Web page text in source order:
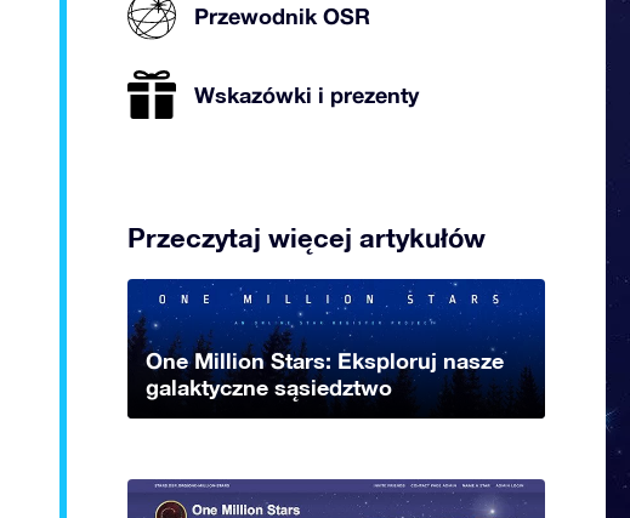
Przewodnik OSR
Wskazówki i prezenty
Przeczytaj więcej artykułów
One Million Stars: Eksploruj nasze
galaktyczne sąsiedztwo